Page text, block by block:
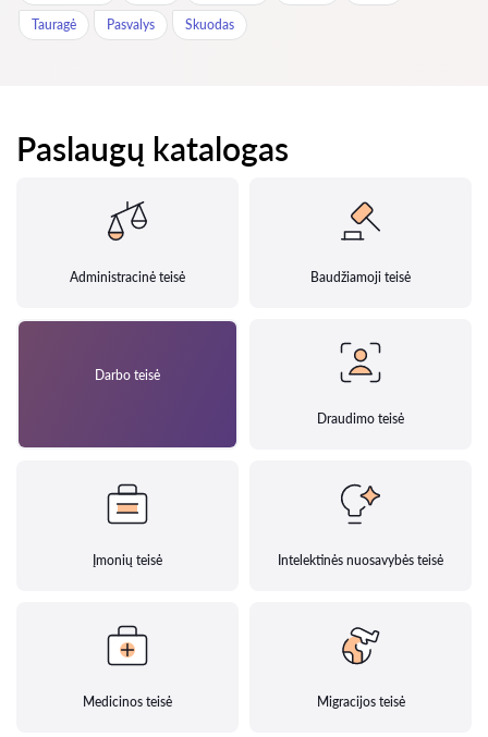
Tauragė Pasvalys Skuodas
Paslaugų katalogas
Administracinė teisė Baudžiamoji teisė
Darbo teisė
Draudimo teisė
Įmonių teisė Intelektinės nuosavybės teisė
Medicinos teisė Migracijos teisė